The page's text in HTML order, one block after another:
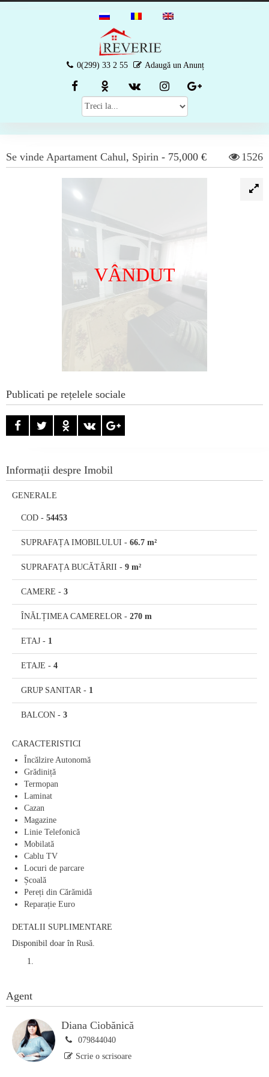
0(299) 33 2 55 Adaugă un Anunț
Se vinde Apartament Cahul, Spirin - 75,000 € 1526
VÂNDUT
Publicati pe rețelele sociale
Informații despre Imobil
GENERALE
COD - 54453
SUPRAFAȚA IMOBILULUI - 66.7 m²
SUPRAFAȚA BUCĂTĂRII - 9 m²
CAMERE - 3
ÎNĂLȚIMEA CAMERELOR - 270 m
ETAJ - 1
ETAJE - 4
GRUP SANITAR - 1
BALCON - 3
CARACTERISTICI
Încălzire Autonomă
Grădiniță
Termopan
Laminat
Cazan
Magazine
Linie Telefonică
Mobilată
Cablu TV
Locuri de parcare
Școală
Pereți din Cărămidă
Reparație Euro
DETALII SUPLIMENTARE
Disponibil doar în Rusă
Agent
Diana Ciobănică
079844040
Scrie o scrisoare